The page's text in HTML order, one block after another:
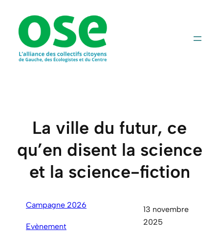
contenu
La ville du futur, ce
qu’en disent la science
et la science-fiction
Campagne 2026
Evènement
13 novembre
2025